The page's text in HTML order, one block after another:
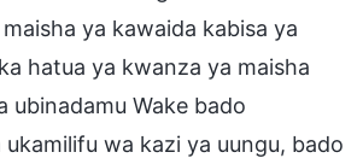
ya kawaida kabisa ya
hatua ya kwanza ya maisha
ubinadamu Wake bado
ukamilifu wa kazi ya uungu, bado